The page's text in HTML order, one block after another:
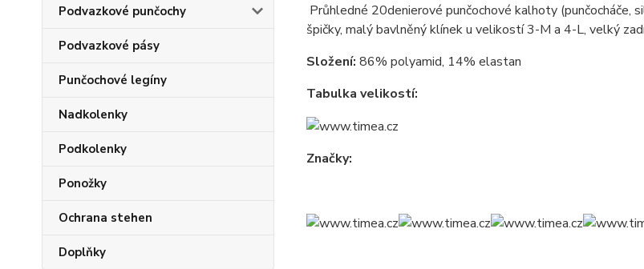
Podvazkové punčochy
Podvazkové pásy
Punčochové legíny
Nadkolenky
Podkolenky
Ponožky
Ochrana stehen
Doplňky
Průhledné 20denierové punčochové kalhoty (punčocháče,
špičky, malý bavlněný klínek u velikostí 3-M a 4-L, velký
Složení: 86% polyamid, 14% elastan
Tabulka velikostí:
Značky: